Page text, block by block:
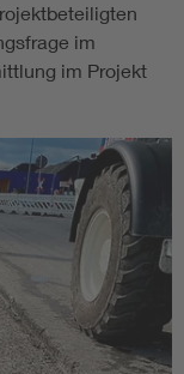
im
im Projekt